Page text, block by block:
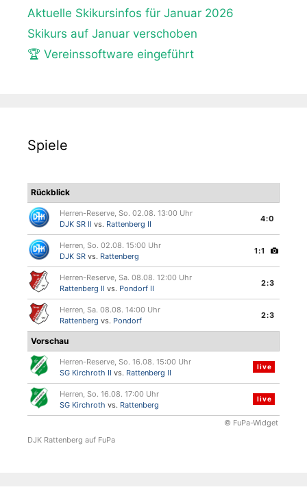
Aktuelle Skikursinfos für Januar 2026
Skikurs auf Januar verschoben
🏆 Vereinssoftware eingeführt
Spiele
Rückblick
Herren-Reserve, So. 02.08. 13:00 Uhr
DJK SR II vs. Rattenberg II
4:0
Herren, So. 02.08. 15:00 Uhr
DJK SR vs. Rattenberg
1:1
Herren-Reserve, Sa. 08.08. 12:00 Uhr
Rattenberg II vs. Pondorf II
2:3
Herren, Sa. 08.08. 14:00 Uhr
Rattenberg vs. Pondorf
2:3
Vorschau
Herren-Reserve, So. 16.08. 15:00 Uhr
SG Kirchroth II vs. Rattenberg II
live
Herren, So. 16.08. 17:00 Uhr
SG Kirchroth vs. Rattenberg
live
© FuPa-Widget
DJK Rattenberg auf FuPa